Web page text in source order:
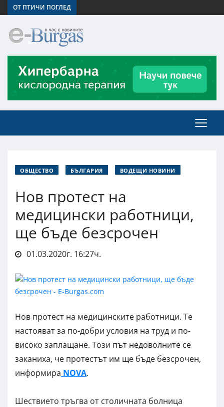
ОТ ПТИЧИ ПОГЛЕД
ОБЩЕСТВО БЪЛГАРИЯ ВОДЕЩИ НОВИНИ
Нов протест на
медицински работници,
ще бъде безсрочен
01.03.2020г. 16:27ч.
Нов протест на медицинските работници. Те
настояват за по-добри условия на труд и по-
високо заплащане. Този път недоволните се
заканиха, че протестът им ще бъде безсрочен,
информира NOVA.
Шествието тръгва от столичната болница